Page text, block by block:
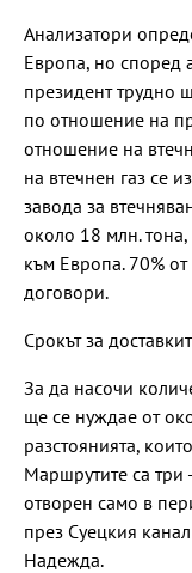
Анализатори
Европа, но според
президент трудно
по отношение на
отношение на
на втечнен газ се
завода за
около 18 млн. тона,
към Европа. 70%
договори.
Срокът за
За да насочи
ще се нуждае от
разстоянията,
Маршрутите са три
отворен само в
през Суецкия
Надежда.